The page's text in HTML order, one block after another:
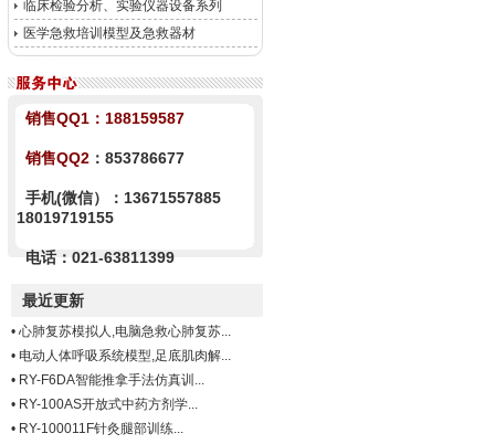
临床检验分析、实验仪器设备系列
医学急救培训模型及急救器材
销售QQ1： 188159587
销售QQ2 ：853786677
手机(微信）：13671557885
18019719155
电话：021-63811399
最近更新
• 心肺复苏模拟人,电脑急救心肺复苏...
• 电动人体呼吸系统模型,足底肌肉解...
• RY-F6DA智能推拿手法仿真训...
• RY-100AS开放式中药方剂学...
• RY-100011F针灸腿部训练...